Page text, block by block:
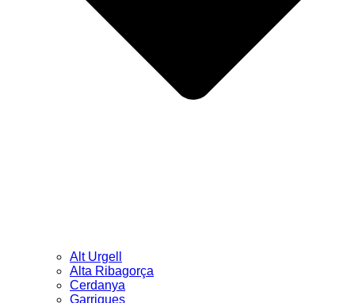
Alt Urgell
Alta Ribagorça
Cerdanya
Garrigues